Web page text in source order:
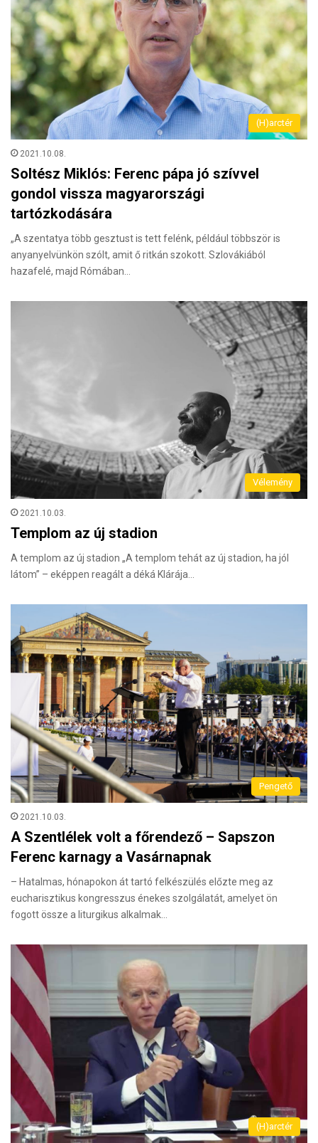
(H)arctér
2021.10.08.
Soltész Miklós: Ferenc pápa jó szívvel
gondol vissza magyarországi
tartózkodására
„A szentatya több gesztust is tett felénk, például többször is
anyanyelvünkön szólt, amit ő ritkán szokott. Szlovákiából
hazafelé, majd Rómában…
Vélemény
2021.10.03.
Templom az új stadion
A templom az új stadion „A templom tehát az új stadion, ha jól
látom” – eképpen reagált a déká Klárája…
Pengető
2021.10.03.
A Szentlélek volt a főrendező – Sapszon
Ferenc karnagy a Vasárnapnak
– Hatalmas, hónapokon át tartó felkészülés előzte meg az
eucharisztikus kongresszus énekes szolgálatát, amelyet ön
fogott össze a liturgikus alkalmak…
(H)arctér